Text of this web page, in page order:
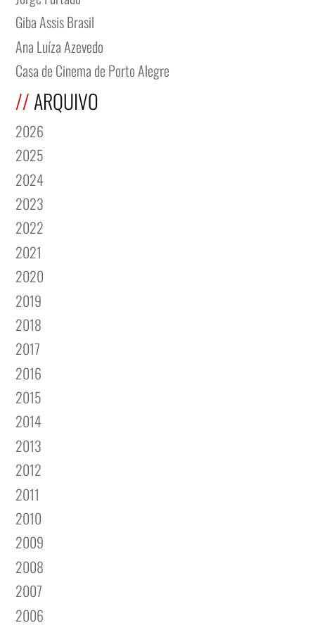
Giba Assis Brasil
Ana Luíza Azevedo
Casa de Cinema de Porto Alegre
ARQUIVO
2026
2025
2024
2023
2022
2021
2020
2019
2018
2017
2016
2015
2014
2013
2012
2011
2010
2009
2008
2007
2006